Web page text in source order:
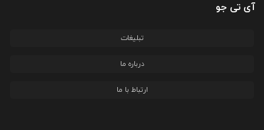
آی تی جو
تبلیغات
درباره ما
ارتباط با ما